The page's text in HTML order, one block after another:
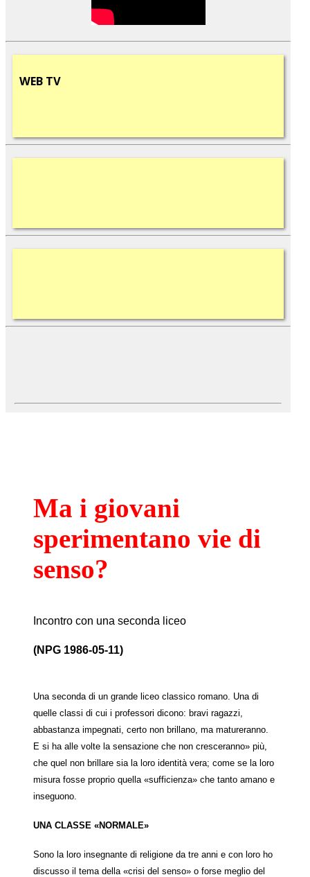
WEB TV
Ma i giovani
sperimentano vie di
senso?
Incontro con una seconda liceo
(NPG 1986-05-11)
Una seconda di un grande liceo classico romano. Una di
quelle classi di cui i professori dicono: bravi ragazzi,
abbastanza impegnati, certo non brillano, ma matureranno.
E si ha alle volte la sensazione che non cresceranno» più,
che quel non brillare sia la loro identità vera; come se la loro
misura fosse proprio quella «sufficienza» che tanto amano e
inseguono.
UNA CLASSE «NORMALE»
Sono la loro insegnante di religione da tre anni e con loro ho
discusso il tema della «crisi del senso» o forse meglio del